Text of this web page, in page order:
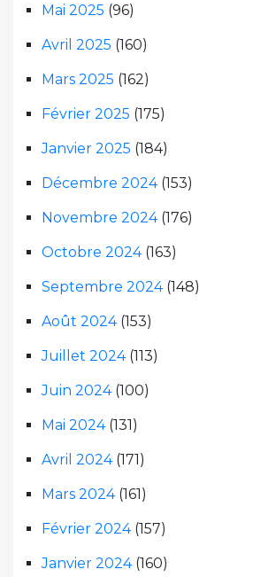
Mai 2025 (96)
Avril 2025 (160)
Mars 2025 (162)
Février 2025 (175)
Janvier 2025 (184)
Décembre 2024(153)
Novembre 2024(176)
Octobre 2024(163)
Septembre 2024(148)
Août 2024(153)
Juillet 2024(113)
Juin 2024(100)
Mai 2024(131)
Avril 2024(171)
Mars 2024(161)
Février 2024(157)
Janvier 2024(160)